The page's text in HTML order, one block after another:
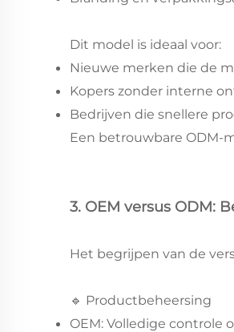
Dit model is ideaal voor:
Nieuwe merken die de
Kopers zonder interne
Bedrijven die snellere
Een betrouwbare ODM-
3. OEM versus ODM:
Het begrijpen van de
🔹 Productbeheersing
OEM: Volledige controle